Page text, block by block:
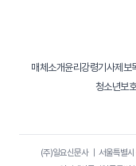
매체소개윤리강령기사제보
청소년보
(주)일요신문사｜ 서울특별